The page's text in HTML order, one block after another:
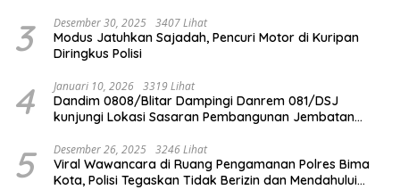
3 Desember 30, 2025 3407 Lihat
Modus Jatuhkan Sajadah, Pencuri Motor di Kuripan
Diringkus Polisi
4 Januari 10, 2026 3319 Lihat
Dandim 0808/Blitar Dampingi Danrem 081/DSJ
kunjungi Lokasi Sasaran Pembangunan Jembatan
5 Desember 26, 2025 3246 Lihat
Viral Wawancara di Ruang Pengamanan Polres Bima
Kota, Polisi Tegaskan Tidak Berizin dan Mendahului